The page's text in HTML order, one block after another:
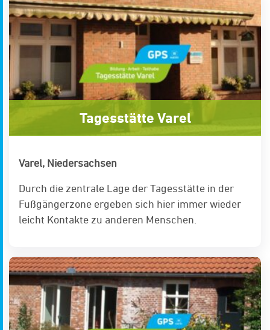
Tagesstätte Varel
Varel, Niedersachsen
Durch die zentrale Lage der Tagesstätte in der
Fußgängerzone ergeben sich hier immer wieder
leicht Kontakte zu anderen Menschen.